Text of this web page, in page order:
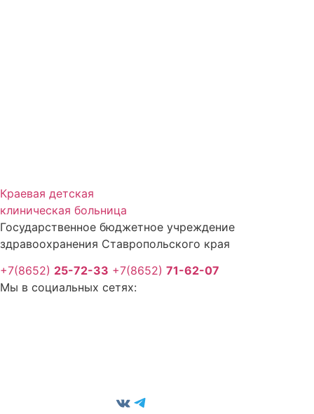
Краевая детская
клиническая больница
Государственное бюджетное учреждение
здравоохранения Ставропольского края
+7(8652) 25-72-33 +7(8652) 71-62-07
Мы в социальных сетях: